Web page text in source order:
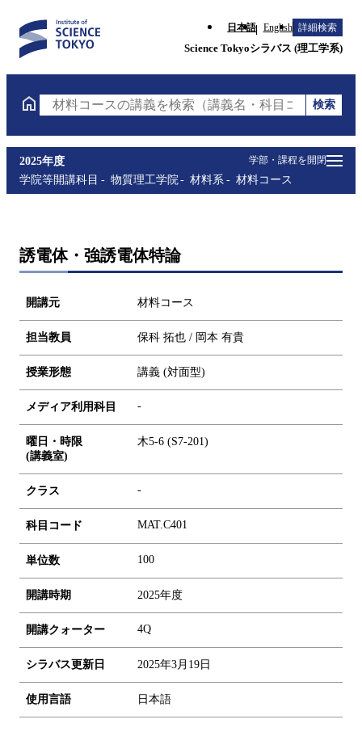
日本語 English 詳細検索
Science Tokyoシラバス (理工学系)
材料コースの講義を検索（講義名・科目コード・担当
検索
学部・課程を開閉
2025年度
学院等開講科目
物質理工学院 材料系 材料コース
誘電体・強誘電体特論
開講元 材料コース
担当教員 保科 拓也 / 岡本 有貴
授業形態 講義 (対面型)
メディア利用科目 -
曜日・時限
(講義室)
木5-6 (S7-201)
クラス -
科目コード MAT.C401
単位数 100
開講時期 2025年度
開講クォーター 4Q
シラバス更新日 2025年3月19日
使用言語 日本語